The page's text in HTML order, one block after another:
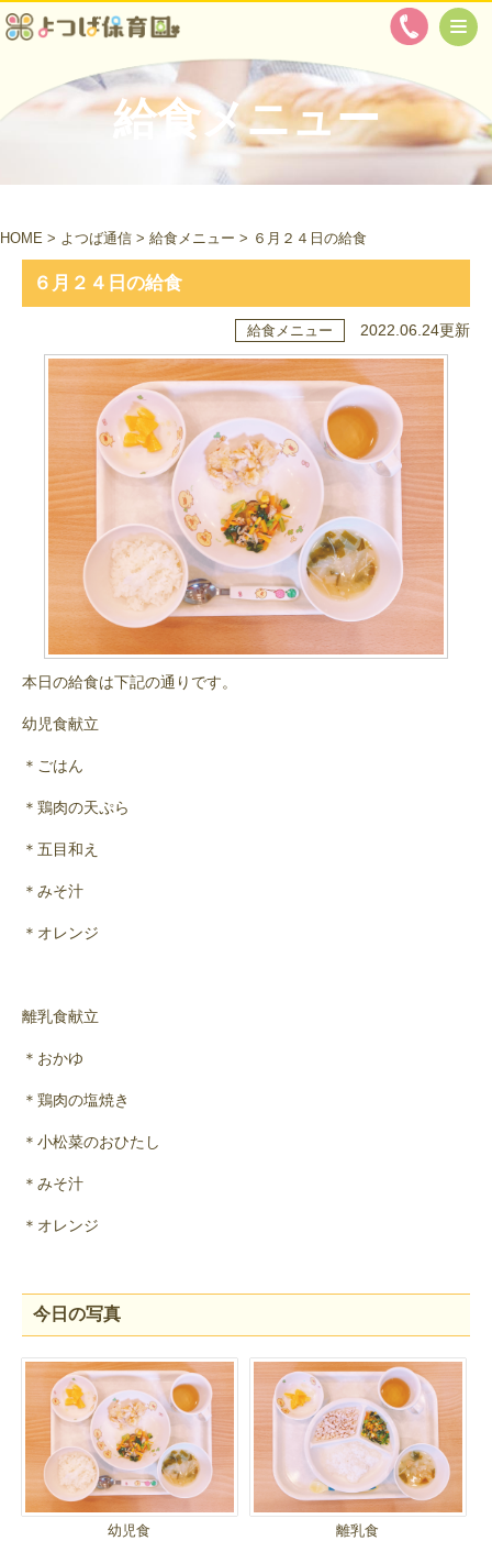
給食メニュー
HOME > よつば通信 > 給食メニュー > ６月２４日の給食
６月２４日の給食
給食メニュー 2022.06.24更新
本日の給食は下記の通りです。
幼児食献立
＊ごはん
＊鶏肉の天ぷら
＊五目和え
＊みそ汁
＊オレンジ
離乳食献立
＊おかゆ
＊鶏肉の塩焼き
＊小松菜のおひたし
＊みそ汁
＊オレンジ
今日の写真
幼児食 離乳食